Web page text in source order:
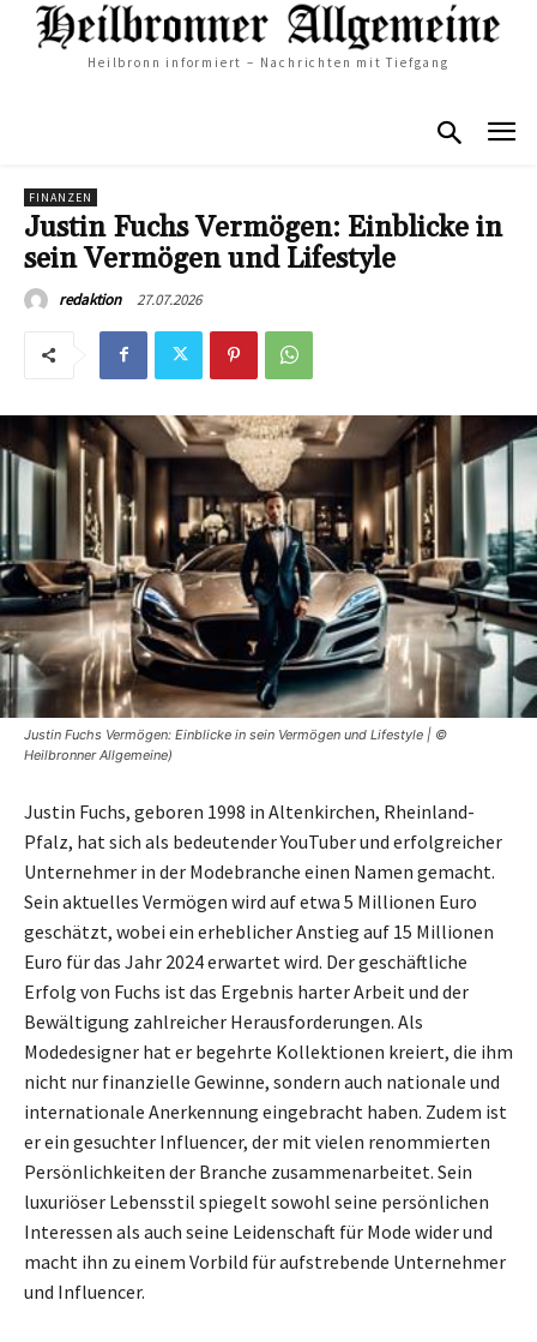
Heilbronn informiert – Nachrichten mit Tiefgang
FINANZEN
Justin Fuchs Vermögen: Einblicke in
sein Vermögen und Lifestyle
redaktion 27.07.2026
Justin Fuchs Vermögen: Einblicke in sein Vermögen und Lifestyle | ©
Heilbronner Allgemeine)
Justin Fuchs, geboren 1998 in Altenkirchen, Rheinland-
Pfalz, hat sich als bedeutender YouTuber und erfolgreicher
Unternehmer in der Modebranche einen Namen gemacht.
Sein aktuelles Vermögen wird auf etwa 5 Millionen Euro
geschätzt, wobei ein erheblicher Anstieg auf 15 Millionen
Euro für das Jahr 2024 erwartet wird. Der geschäftliche
Erfolg von Fuchs ist das Ergebnis harter Arbeit und der
Bewältigung zahlreicher Herausforderungen. Als
Modedesigner hat er begehrte Kollektionen kreiert, die ihm
nicht nur finanzielle Gewinne, sondern auch nationale und
internationale Anerkennung eingebracht haben. Zudem ist
er ein gesuchter Influencer, der mit vielen renommierten
Persönlichkeiten der Branche zusammenarbeitet. Sein
luxuriöser Lebensstil spiegelt sowohl seine persönlichen
Interessen als auch seine Leidenschaft für Mode wider und
macht ihn zu einem Vorbild für aufstrebende Unternehmer
und Influencer.